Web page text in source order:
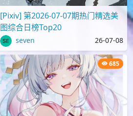
[Pixiv] 第2026-07-07期热门精选美
图综合日榜Top20
seven 26-07-08
685